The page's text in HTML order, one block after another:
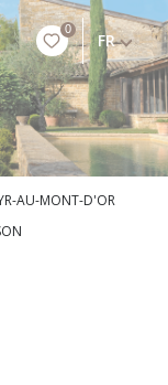
0
FR
AU-MONT-D'OR